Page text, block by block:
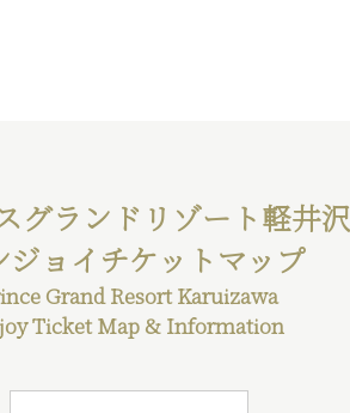
グランドリゾート軽井沢
ジョイチケットマップ
Grand Resort Karuizawa
Ticket Map & Information